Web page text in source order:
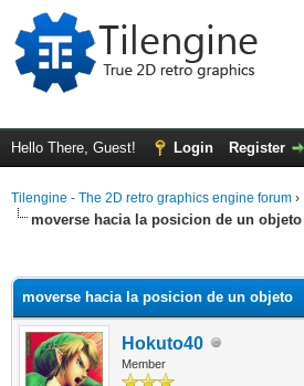
Hello There, Guest! Login Register
Tilengine - The 2D retro graphics engine forum ›
moverse hacia la posicion de un objeto
moverse hacia la posicion de un objeto
Hokuto40
Member